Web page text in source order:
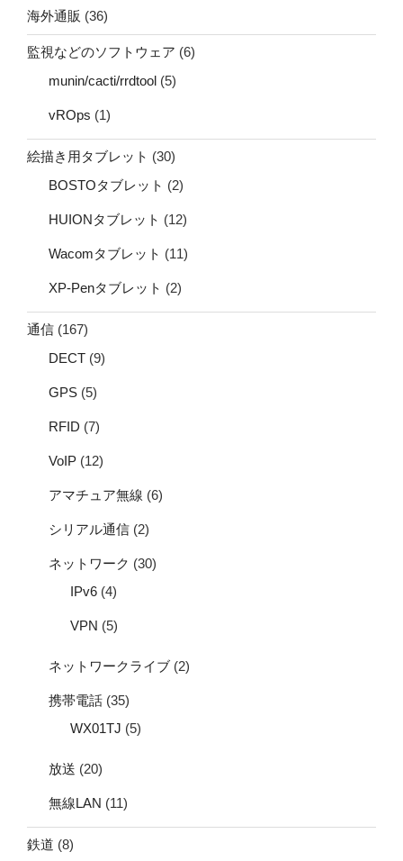
海外通販 (36)
監視などのソフトウェア (6)
munin/cacti/rrdtool (5)
vROps (1)
絵描き用タブレット (30)
BOSTOタブレット (2)
HUIONタブレット (12)
Wacomタブレット (11)
XP-Penタブレット (2)
通信 (167)
DECT (9)
GPS (5)
RFID (7)
VoIP (12)
アマチュア無線 (6)
シリアル通信 (2)
ネットワーク (30)
IPv6 (4)
VPN (5)
ネットワークライブ (2)
携帯電話 (35)
WX01TJ (5)
放送 (20)
無線LAN (11)
鉄道 (8)